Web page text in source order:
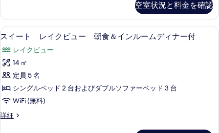
表
示
す
る
示
す
る
食
＆
レ
ス
ト
ラ
ン
で
の
ク
ビ
ュ
朝
食
＆
レ
ス
ト
ラ
ン
空室状況と料金を確認
ス
ー
ト
レ
イ
ビ
スイート レイクビュー 朝食＆イン
2
スイート レイクビュー 朝食＆インルームディナー付
レイクビュー
14 ㎡
定員 5 名
シングルベッド 2 台およびダブルソファーベッド 3 台
WiFi (無料)
詳細
ス